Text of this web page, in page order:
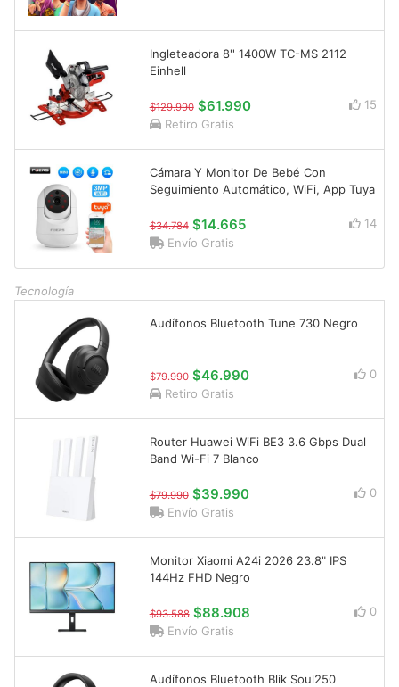
Ingleteadora 8'' 1400W TC-MS 2112
Einhell
$129.990 $61.990
15
Retiro Gratis
Cámara Y Monitor De Bebé Con
Seguimiento Automático, WiFi, App Tuya
$34.784 $14.665
14
Envío Gratis
Tecnología
Audífonos Bluetooth Tune 730 Negro
$79.990 $46.990
0
Retiro Gratis
Router Huawei WiFi BE3 3.6 Gbps Dual
Band Wi-Fi 7 Blanco
$79.990 $39.990
0
Envío Gratis
Monitor Xiaomi A24i 2026 23.8" IPS
144Hz FHD Negro
$93.588 $88.908
0
Envío Gratis
Audífonos Bluetooth Blik Soul250